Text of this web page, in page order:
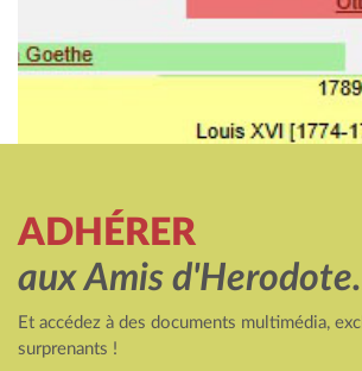
ADHÉRER
aux Amis
Et accédez à des documents multimédia,
surprenants !